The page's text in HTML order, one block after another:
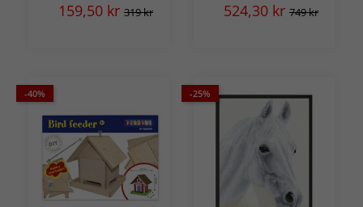
159,50 kr 319 kr 524,30 kr 749 kr
-40% -25%